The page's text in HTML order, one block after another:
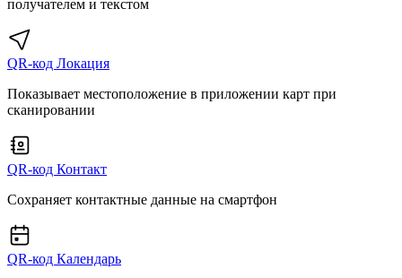
получателем и текстом
QR-код Локация
Показывает местоположение в приложении карт при
сканировании
QR-код Контакт
Сохраняет контактные данные на смартфон
QR-код Календарь